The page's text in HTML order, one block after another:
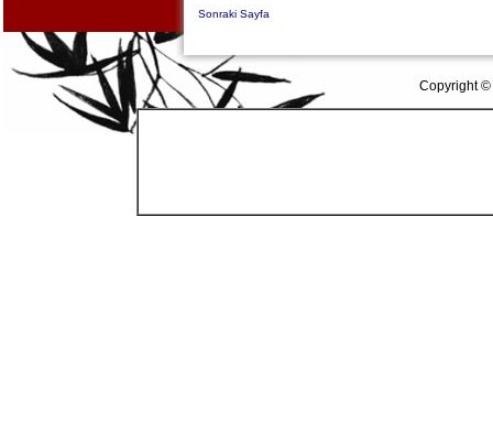
Sonraki Sayfa
Copyright ©